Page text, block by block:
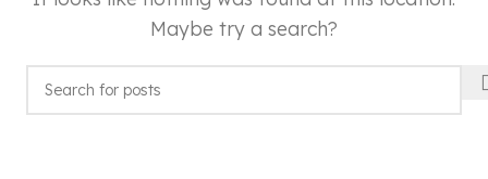
Maybe try a search?